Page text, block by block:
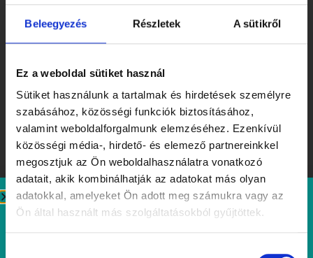
Beleegyezés Részletek A sütikről
Ez a weboldal sütiket használ
Sütiket használunk a tartalmak és hirdetések személyre
szabásához, közösségi funkciók biztosításához,
valamint weboldalforgalmunk elemzéséhez. Ezenkívül
közösségi média-, hirdető- és elemező partnereinkkel
megosztjuk az Ön weboldalhasználatra vonatkozó
adatait, akik kombinálhatják az adatokat más olyan
adatokkal, amelyeket Ön adott meg számukra vagy az
Ön által használt más szolgáltatásokból gyűjtöttek.
Időpont, helyszín,
részletek
Időpont: 2025. június 16–21 között., minden este 17:00
és 19:00 órai ültetéssel
Helyszín: Tibidabo – Természetesen mentes étterem,
MOM Park, Buda